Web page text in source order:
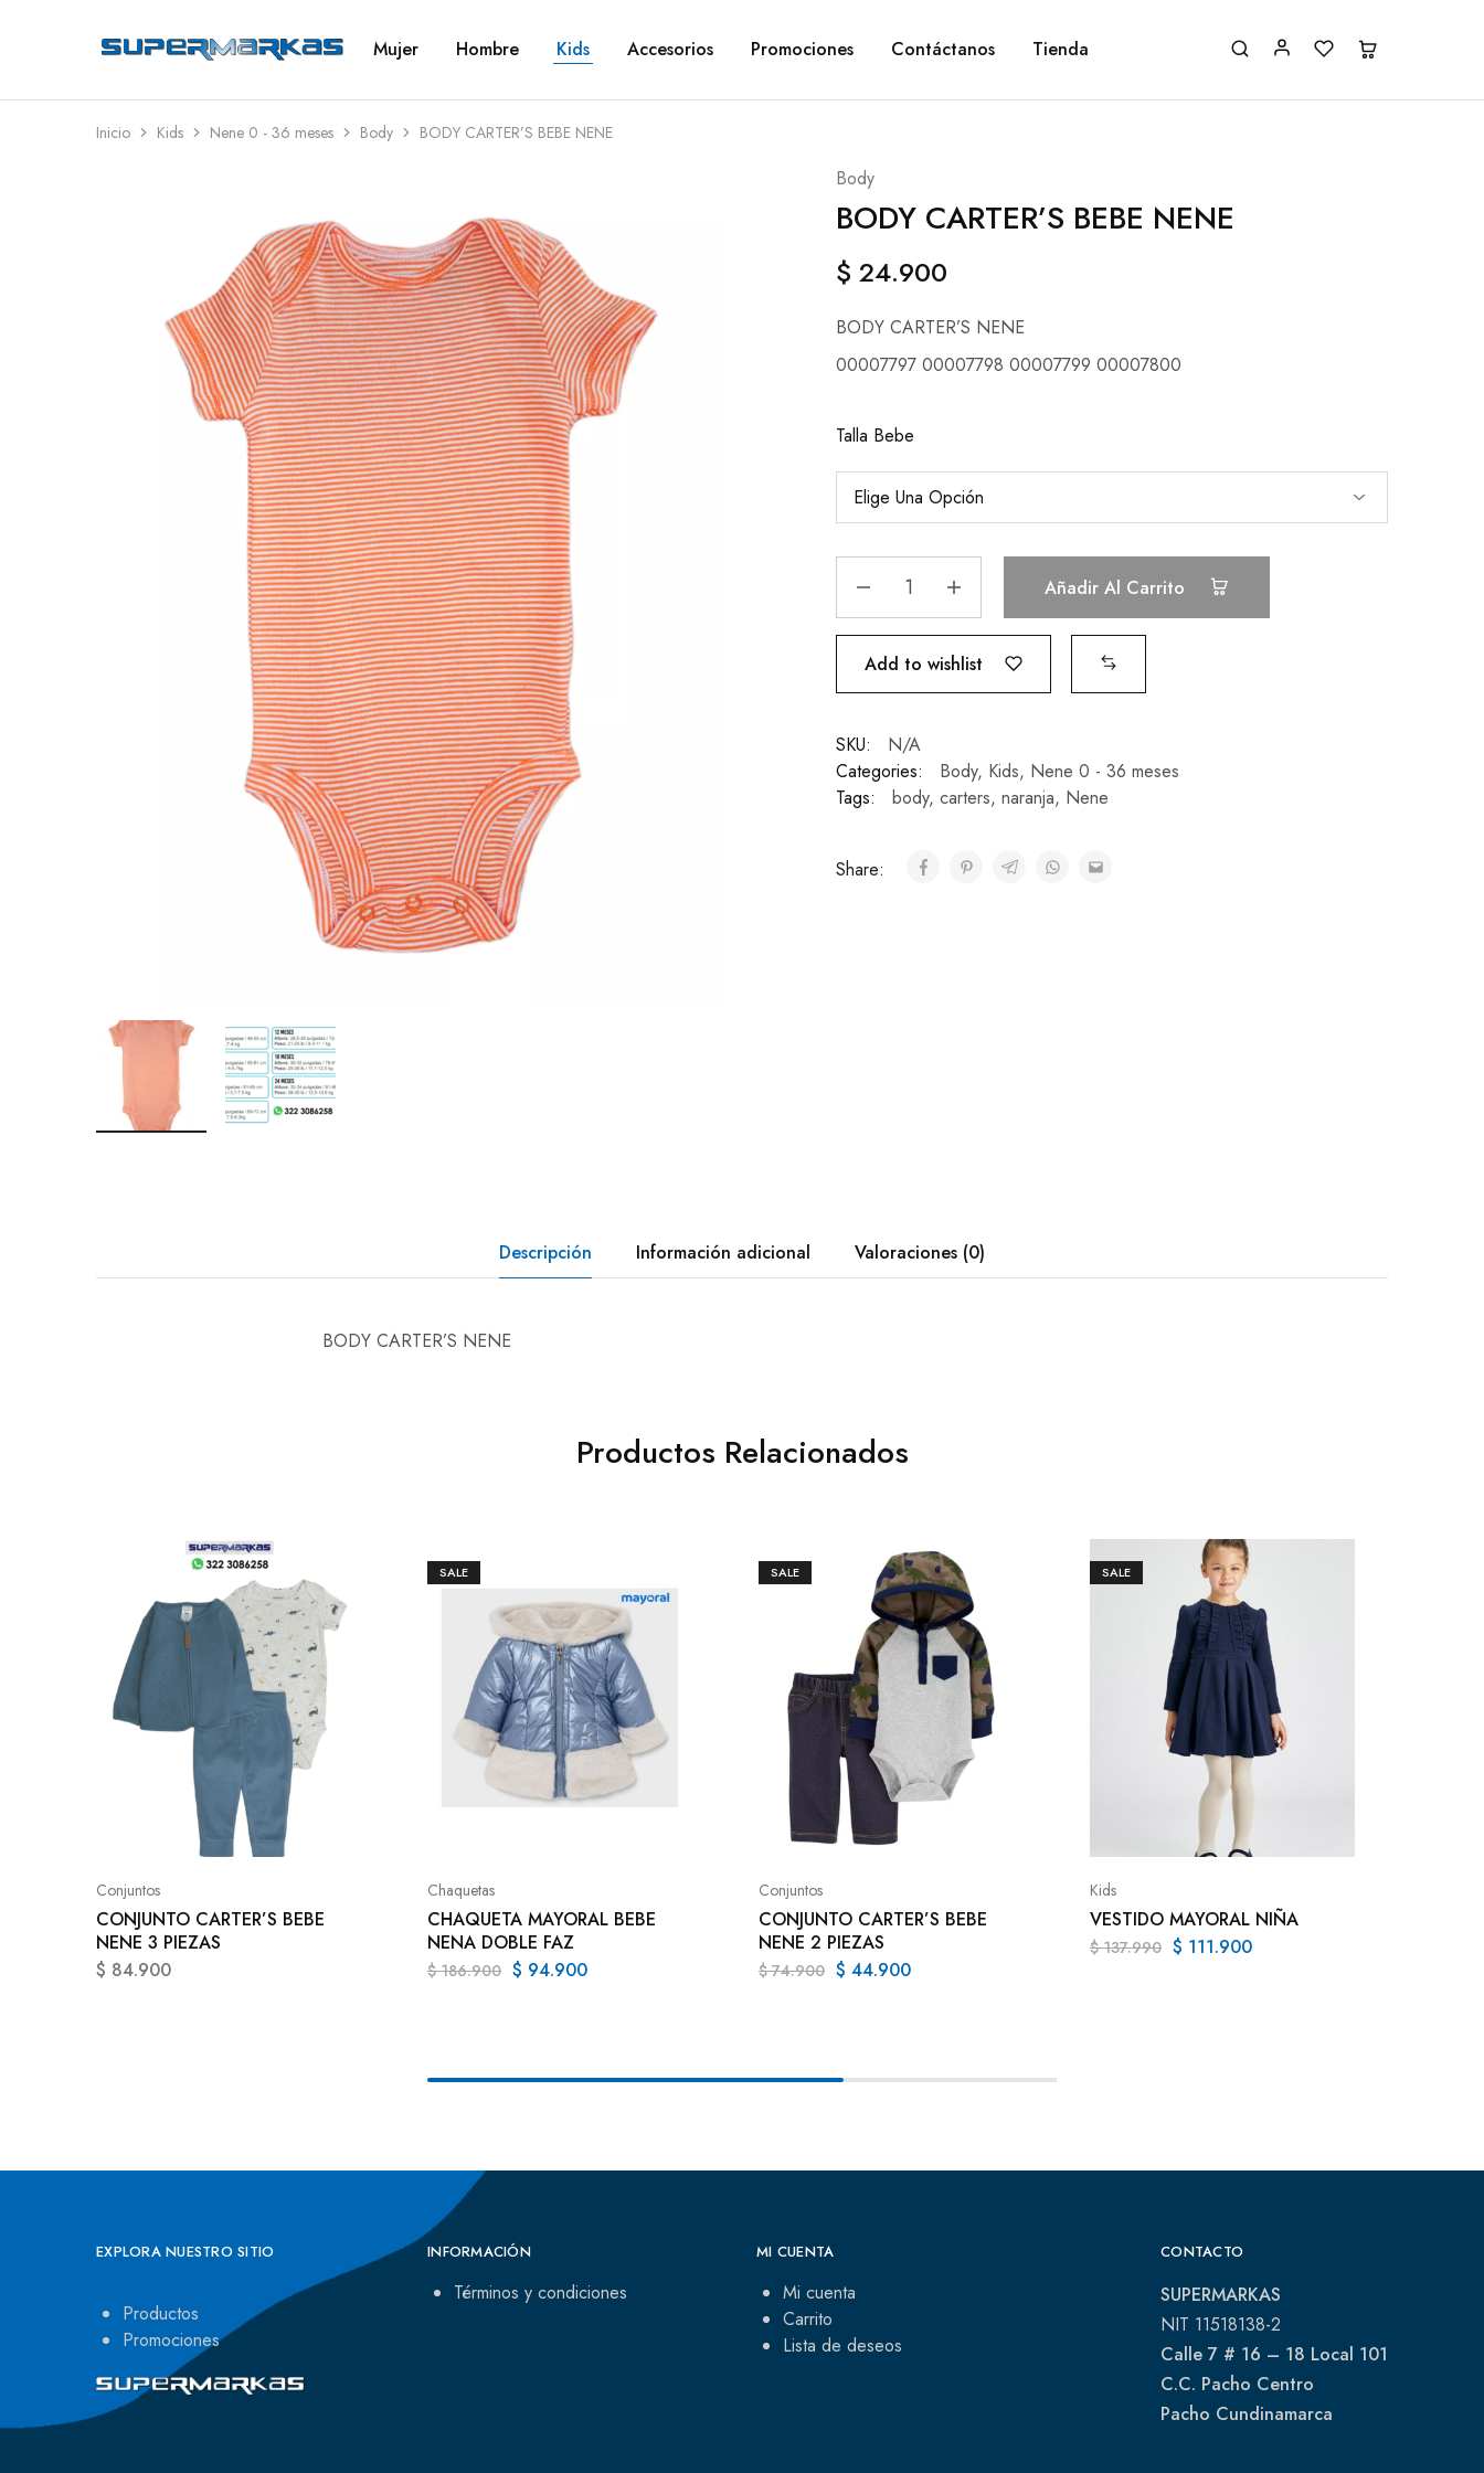
SuperMarkas
Ropa
Envío
gratis*
Mujer Hombre Kids Accesorios Promociones Contáctanos Tienda
Inicio Kids Nene 0 - 36 meses Body BODY CARTER’S BEBE NENE
Body
BODY CARTER’S BEBE NENE
$ 24.900
BODY CARTER’S NENE
00007797 00007798 00007799 00007800
Talla Bebe
Añadir Al Carrito
Add to wishlist
SKU:
N/A
Categories:
Body, Kids, Nene 0 - 36 meses
Tags:
body, carters, naranja, Nene
Share:
Descripción Información adicional Valoraciones (0)
BODY CARTER’S NENE
Productos Relacionados
Conjuntos
CONJUNTO CARTER’S BEBE
NENE 3 PIEZAS
$ 84.900
SALE
Chaquetas
CHAQUETA MAYORAL BEBE
NENA DOBLE FAZ
$186.900 $ 94.900
SALE
Conjuntos
CONJUNTO CARTER’S BEBE
NENE 2 PIEZAS
$74.900 $ 44.900
SALE
Kids
VESTIDO MAYORAL NIÑA
$137.990 $ 111.900
EXPLORA NUESTRO SITIO
Productos
Promociones
INFORMACIÓN
Términos y condiciones
MI CUENTA
Mi cuenta
Carrito
Lista de deseos
CONTACTO
SUPERMARKAS
NIT 11518138-2
Calle 7 # 16 – 18 Local 101
C.C. Pacho Centro
Pacho Cundinamarca